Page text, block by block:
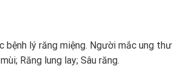
bệnh lý răng miệng. Người mắc ung thư
Răng lung lay; Sâu răng.